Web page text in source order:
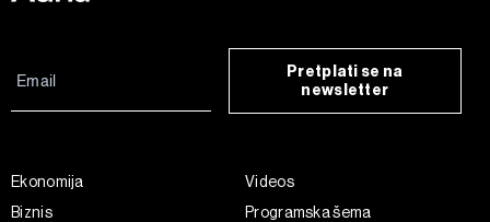
Pretplati se na
newsletter
Ekonomija
Biznis
Videos
Programska šema